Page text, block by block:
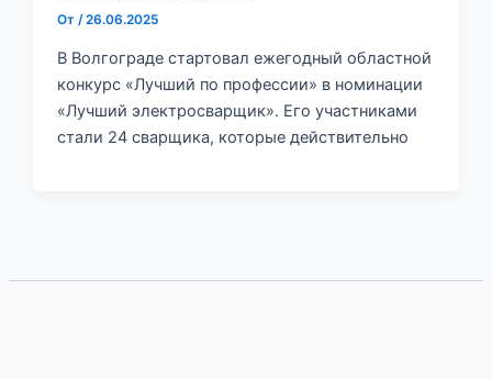
От /26.06.2025
В Волгограде стартовал ежегодный областной
конкурс «Лучший по профессии» в номинации
«Лучший электросварщик». Его участниками
стали 24 сварщика, которые действительно